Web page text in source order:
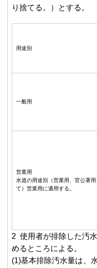
り捨てる。）とする。
用途別
一般用
営業用
水道の用途別（営業用、官公署
て）営業用に適用する。
2 使用者が排除した汚
めるところによる。
(1)基本排除汚水量は、